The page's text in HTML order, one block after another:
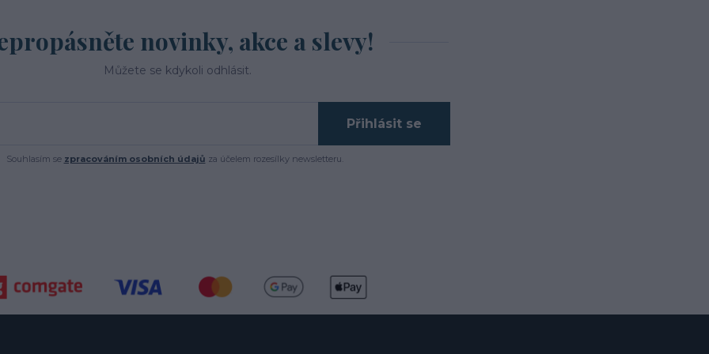
novinky, akce a slevy!
Můžete se kdykoli odhlásit.
Přihlásit se
Souhlasím se zpracováním osobních údajů za účelem rozesílky newsletteru.